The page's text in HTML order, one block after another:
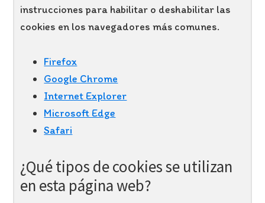
instrucciones para habilitar o deshabilitar las
cookies en los navegadores más comunes.
Firefox
Google Chrome
Internet Explorer
Microsoft Edge
Safari
¿Qué tipos de cookies se utilizan
en esta página web?